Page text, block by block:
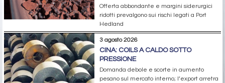
Offerta abbondante e margini siderurgici
ridotti prevalgono sui rischi legati a Port
Hedland
3 agosto 2026
CINA: COILS A CALDO SOTTO
PRESSIONE
Domanda debole e scorte in aumento
pesano sul mercato interno; l’export arretra